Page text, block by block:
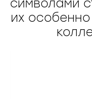
символами
их